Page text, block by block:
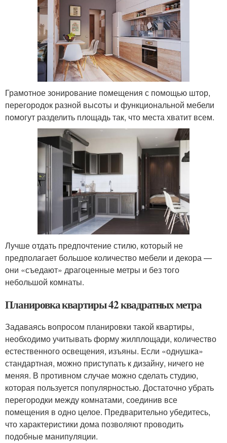
Грамотное зонирование помещения с помощью штор,
перегородок разной высоты и функциональной мебели
помогут разделить площадь так, что места хватит всем.
Лучше отдать предпочтение стилю, который не
предполагает большое количество мебели и декора —
они «съедают» драгоценные метры и без того
небольшой комнаты.
Планировка квартиры 42 квадратных метра
Задаваясь вопросом планировки такой квартиры,
необходимо учитывать форму жилплощади, количество
естественного освещения, изъяны. Если «однушка»
стандартная, можно приступать к дизайну, ничего не
меняя. В противном случае можно сделать студию,
которая пользуется популярностью. Достаточно убрать
перегородки между комнатами, соединив все
помещения в одно целое. Предварительно убедитесь,
что характеристики дома позволяют проводить
подобные манипуляции.